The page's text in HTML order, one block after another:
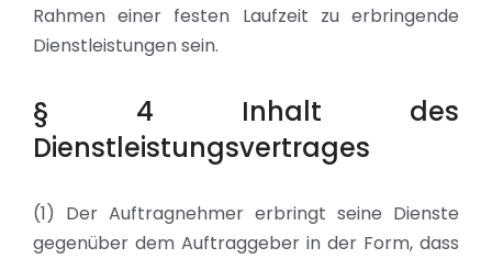
Rahmen einer festen Laufzeit zu erbringende
Dienstleistungen sein.
§ 4 Inhalt des
Dienstleistungsvertrages
(1) Der Auftragnehmer erbringt seine Dienste
gegenüber dem Auftraggeber in der Form, dass